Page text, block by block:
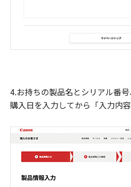
4.お持ちの製品名とシリアル番号
購入日を入力してから「入力内